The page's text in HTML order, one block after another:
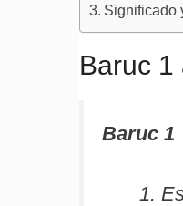
Significado
Baruc 1
Baruc 1